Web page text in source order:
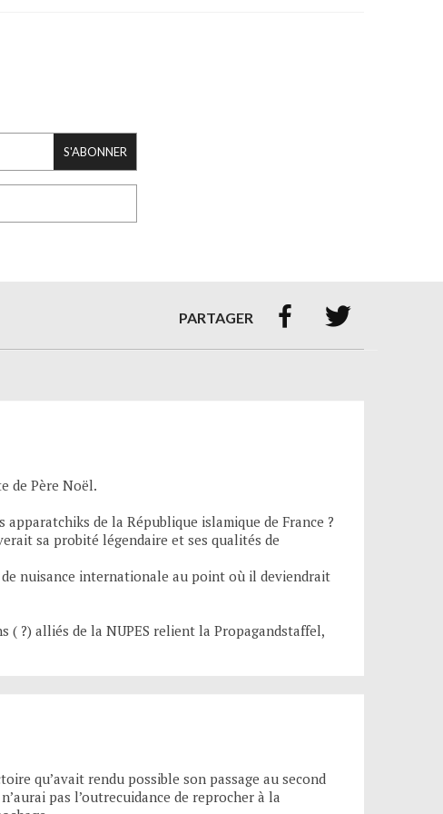
S'ABONNER
PARTAGER  
de Père Noël.
de la République islamique de France ?
sa probité légendaire et ses qualités de
de nuisance internationale au point où il deviendrait
( ?) alliés de la NUPES relient la Propagandstaffel,
qu’avait rendu possible son passage au second
pas l’outrecuidance de reprocher à la